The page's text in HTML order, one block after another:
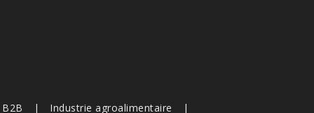
Industrie agroalimentaire